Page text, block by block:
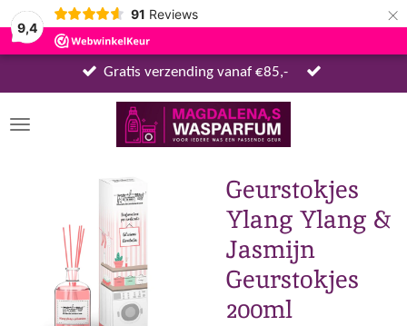
9,4
91 Reviews ×
Gratis verzending vanaf €85,-
Geurstokjes
Ylang Ylang &
Jasmijn
Geurstokjes
200ml